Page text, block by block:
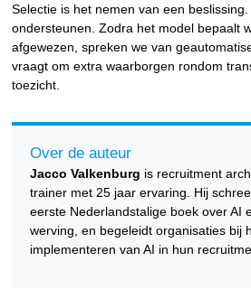
Selectie is het nemen van een
ondersteunen. Zodra het model bepaalt
afgewezen, spreken we van
vraagt om extra waarborgen rondom
toezicht.
Over de auteur
Jacco Valkenburg is recruitment
trainer met 25 jaar ervaring. Hij
eerste Nederlandstalige boek over AI
werving, en begeleidt organisaties bij
implementeren van AI in hun